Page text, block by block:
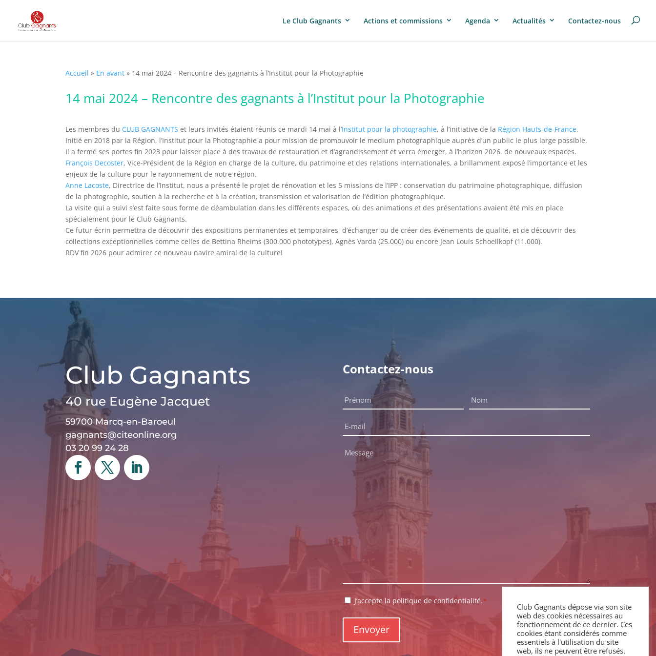
Le Club Gagnants Actions et commissions Agenda Actualités Contactez-nous
Accueil » En avant » 14 mai 2024 – Rencontre des gagnants à l’Institut pour la Photographie
14 mai 2024 – Rencontre des gagnants à l’Institut pour la Photographie
Les membres du CLUB GAGNANTS et leurs invités étaient réunis ce mardi 14 mai à l’Institut pour la photographie, à l’initiative de la Région Hauts-de-France.
Initié en 2018 par la Région, l’Institut pour la Photographie a pour mission de promouvoir le medium photographique auprès d’un public le plus large possible.
Il a fermé ses portes fin 2023 pour laisser place à des travaux de restauration et d’agrandissement et verra émerger, à l’horizon 2026, de nouveaux espaces.
François Decoster, Vice-Président de la Région en charge de la culture, du patrimoine et des relations internationales, a brillamment exposé l’importance et les
enjeux de la culture pour le rayonnement de notre région.
Anne Lacoste, Directrice de l’Institut, nous a présenté le projet de rénovation et les 5 missions de l’IPP : conservation du patrimoine photographique, diffusion
de la photographie, soutien à la recherche et à la création, transmission et valorisation de l’édition photographique.
La visite qui a suivi s’est faite sous forme de déambulation dans les différents espaces, où des animations et des présentations avaient été mis en place
spécialement pour le Club Gagnants.
Ce futur écrin permettra de découvrir des expositions permanentes et temporaires, d’échanger ou de créer des événements de qualité, et de découvrir des
collections exceptionnelles comme celles de Bettina Rheims (300.000 phototypes), Agnès Varda (25.000) ou encore Jean Louis Schoellkopf (11.000).
RDV fin 2026 pour admirer ce nouveau navire amiral de la culture!
Club Gagnants
40 rue Eugène Jacquet
59700 Marcq-en-Baroeul
gagnants@citeonline.org
03 20 99 24 28
Contactez-nous
Nom
complet
E-
mail
Message
RGPDJ’accepte la politique de confidentialité.*
Club Gagnants dépose via son site
web des cookies nécessaires au
fonctionnement de ce dernier. Ces
cookies étant considérés comme
essentiels à l'utilisation du site
web, ils ne peuvent être refusés.